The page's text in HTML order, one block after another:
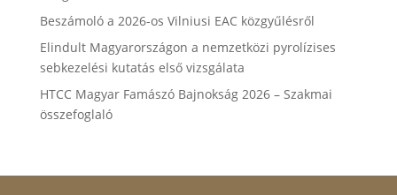
Beszámoló a 2026-os Vilniusi EAC közgyűlésről
Elindult Magyarországon a nemzetközi pyrolízises
sebkezelési kutatás első vizsgálata
HTCC Magyar Famászó Bajnokság 2026 – Szakmai
összefoglaló